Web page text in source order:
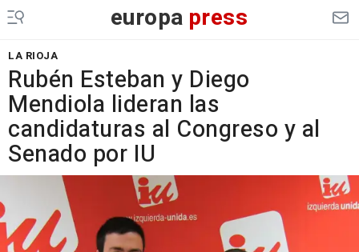
europa press
LA RIOJA
Rubén Esteban y Diego
Mendiola lideran las
candidaturas al Congreso y al
Senado por IU